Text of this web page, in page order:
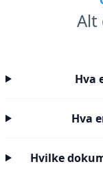
Alt
Hva
Hva
Hvilke